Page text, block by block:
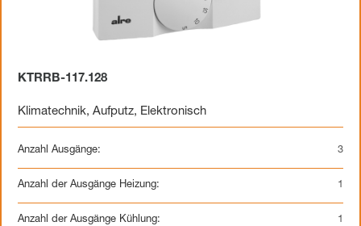
KTRRB-117.128
Klimatechnik, Aufputz, Elektronisch
Anzahl Ausgänge: 3
Anzahl der Ausgänge Heizung: 1
Anzahl der Ausgänge Kühlung: 1